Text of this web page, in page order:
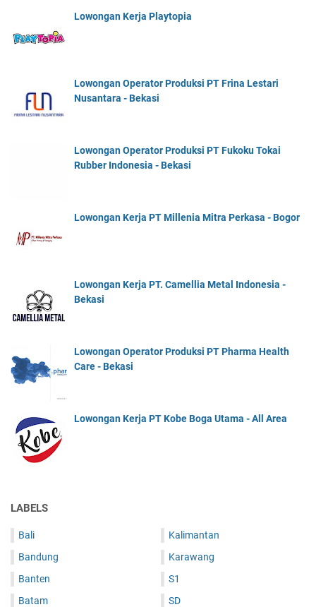
Lowongan Kerja Playtopia
Lowongan Operator Produksi PT Frina Lestari
Nusantara - Bekasi
Lowongan Operator Produksi PT Fukoku Tokai
Rubber Indonesia - Bekasi
Lowongan Kerja PT Millenia Mitra Perkasa - Bogor
Lowongan Kerja PT. Camellia Metal Indonesia -
Bekasi
Lowongan Operator Produksi PT Pharma Health
Care - Bekasi
Lowongan Kerja PT Kobe Boga Utama - All Area
LABELS
Bali
Bandung
Banten
Batam
Kalimantan
Karawang
S1
SD